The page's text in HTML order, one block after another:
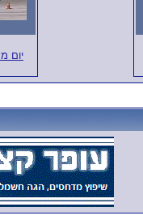
יום